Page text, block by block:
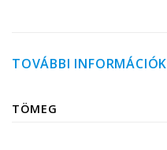
TOVÁBBI INFORMÁCIÓK
TÖMEG